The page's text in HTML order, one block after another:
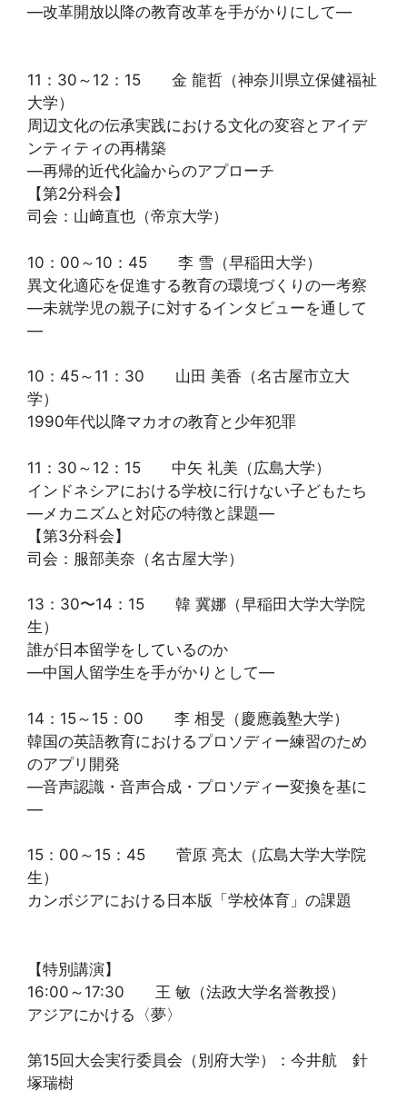
―改革開放以降の教育改革を手がかりにして―
11：30～12：15 金 龍哲（神奈川県立保健福祉
大学）
周辺文化の伝承実践における文化の変容とアイデ
ンティティの再構築
―再帰的近代化論からのアプローチ
【第2分科会】
司会：山﨑直也（帝京大学）
10：00～10：45 李 雪（早稲田大学）
異文化適応を促進する教育の環境づくりの一考察
―未就学児の親子に対するインタビューを通して
―
10：45～11：30 山田 美香（名古屋市立大
学）
1990年代以降マカオの教育と少年犯罪
11：30～12：15 中矢 礼美（広島大学）
インドネシアにおける学校に行けない子どもたち
―メカニズムと対応の特徴と課題―
【第3分科会】
司会：服部美奈（名古屋大学）
13：30〜14：15 韓 冀娜（早稲田大学大学院
生）
誰が日本留学をしているのか
―中国人留学生を手がかりとして―
14：15～15：00 李 相旻（慶應義塾大学）
韓国の英語教育におけるプロソディー練習のため
のアプリ開発
―音声認識・音声合成・プロソディー変換を基に
―
15：00～15：45 菅原 亮太（広島大学大学院
生）
カンボジアにおける日本版「学校体育」の課題
【特別講演】
16:00～17:30 王 敏（法政大学名誉教授）
アジアにかける〈夢〉
第15回大会実行委員会（別府大学）：今井航 針
塚瑞樹